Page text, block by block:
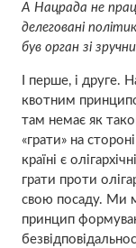
А Нацрада не
делеговані
був орган зі
І перше, і друге.
квотним
там немає як
«грати» на
країні є
грати проти
свою посаду. Ми
принцип